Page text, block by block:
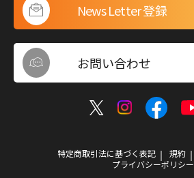
特定商取引法に基づく表記 規約
プライバシーポリシー
News Letter 登録
お問い合わせ